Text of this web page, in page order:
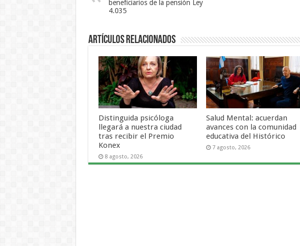
beneficiarios de la pensión Ley
4.035
Artículos Relacionados
Distinguida psicóloga
llegará a nuestra ciudad
tras recibir el Premio
Konex
8 agosto, 2026
Salud Mental: acuerdan
avances con la comunidad
educativa del Histórico
7 agosto, 2026